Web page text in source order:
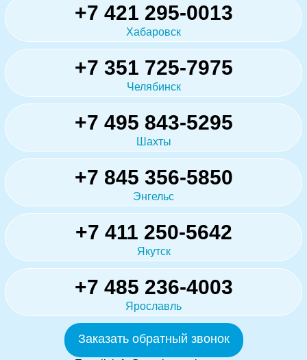
+7 421 295-0013
Хабаровск
+7 351 725-7975
Челябинск
+7 495 843-5295
Шахты
+7 845 356-5850
Энгельс
+7 411 250-5642
Якутск
+7 485 236-4003
Ярославль
Заказать обратный звонок